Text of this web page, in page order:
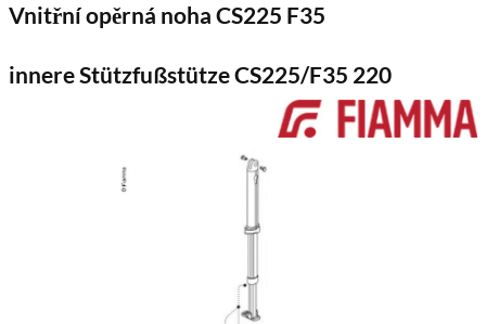
Vnitřní opěrná noha CS225 F35
innere Stützfußstütze CS225/F35 220